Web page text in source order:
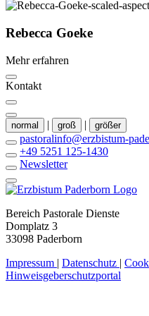
Rebecca Goeke
Mehr erfahren
Kontakt
normal | groß | größer
pastoralinfo@erzbistum-
+49 5251 125-1430
Newsletter
Bereich Pastorale Dienste
Domplatz 3
33098 Paderborn
Impressum | Datenschutz |
Hinweisgeberschutzportal